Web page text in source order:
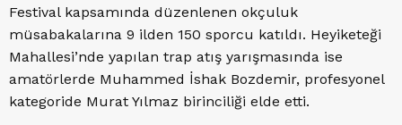
Festival kapsamında düzenlenen okçuluk
müsabakalarına 9 ilden 150 sporcu katıldı. Heyiketeği
Mahallesi’nde yapılan trap atış yarışmasında ise
amatörlerde Muhammed İshak Bozdemir, profesyonel
kategoride Murat Yılmaz birinciliği elde etti.